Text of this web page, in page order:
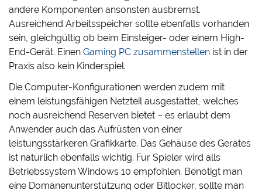
andere Komponenten ansonsten ausbremst.
Ausreichend Arbeitsspeicher sollte ebenfalls vorhanden
sein, gleichgültig ob beim Einsteiger- oder einem High-
End-Gerät. EinenGaming PC zusammenstellen ist in der
Praxis also kein Kinderspiel.
Die Computer-Konfigurationen werden zudem mit
einem leistungsfähigen Netzteil ausgestattet, welches
noch ausreichend Reserven bietet – es erlaubt dem
Anwender auch das Aufrüsten von einer
leistungsstärkeren Grafikkarte. Das Gehäuse des Gerätes
ist natürlich ebenfalls wichtig. Für Spieler wird alls
Betriebssystem Windows 10 empfohlen. Benötigt man
eine Domänenunterstützung oder Bitlocker, sollte man